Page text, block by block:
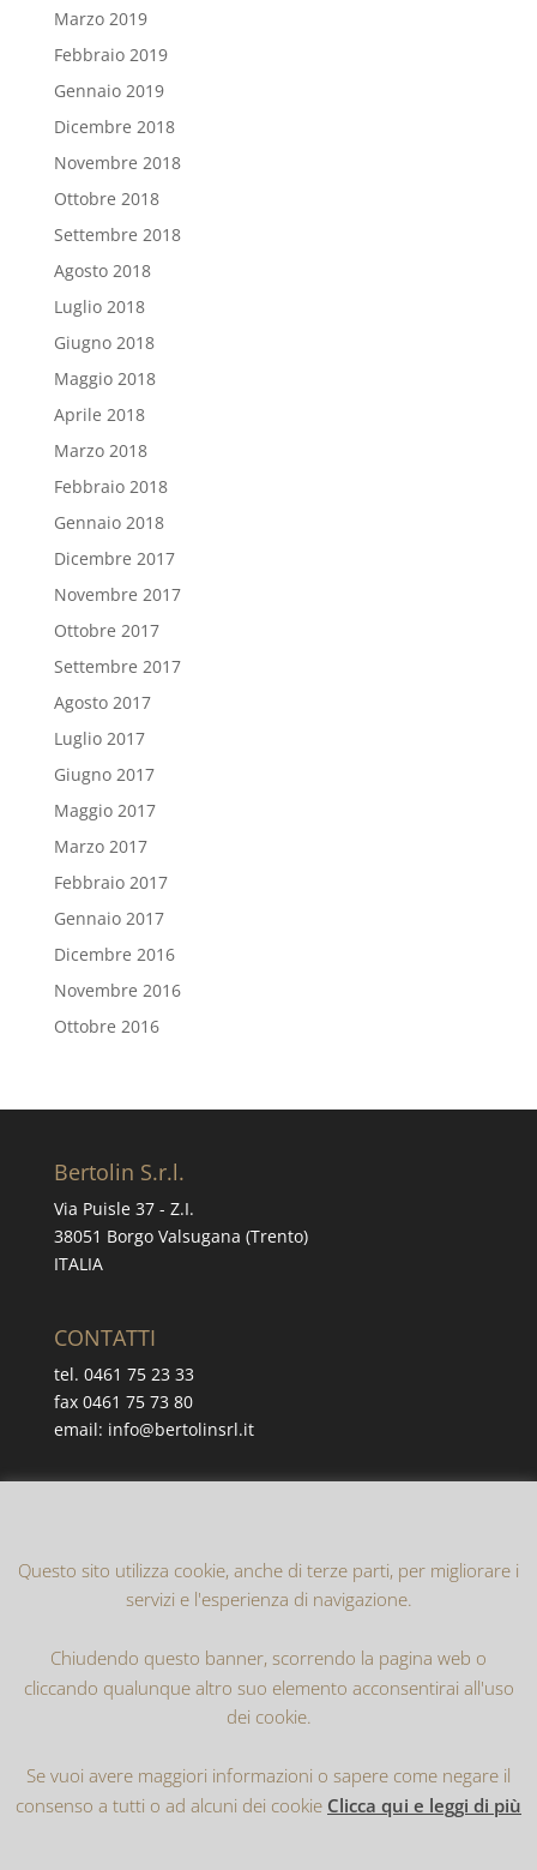
Marzo 2019
Febbraio 2019
Gennaio 2019
Dicembre 2018
Novembre 2018
Ottobre 2018
Settembre 2018
Agosto 2018
Luglio 2018
Giugno 2018
Maggio 2018
Aprile 2018
Marzo 2018
Febbraio 2018
Gennaio 2018
Dicembre 2017
Novembre 2017
Ottobre 2017
Settembre 2017
Agosto 2017
Luglio 2017
Giugno 2017
Maggio 2017
Marzo 2017
Febbraio 2017
Gennaio 2017
Dicembre 2016
Novembre 2016
Ottobre 2016
Bertolin S.r.l.
Via Puisle 37 - Z.I.
38051 Borgo Valsugana (Trento)
ITALIA
CONTATTI
tel. 0461 75 23 33
fax 0461 75 73 80
email: info@bertolinsrl.it
Realizzato daInternodo S.r.l.| Copyright 2016-2019
Questo sito utilizza cookie, anche di terze parti, per migliorare i
servizi e l'esperienza di navigazione.
Chiudendo questo banner, scorrendo la pagina web o
cliccando qualunque altro suo elemento acconsentirai all'uso
dei cookie.
Se vuoi avere maggiori informazioni o sapere come negare il
consenso a tutti o ad alcuni dei cookie Clicca qui e leggi di più